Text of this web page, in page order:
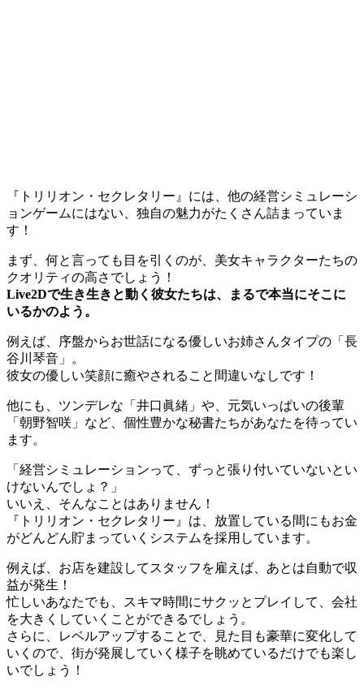
『トリリオン・セクレタリー』には、他の経営シミュレーシ
ョンゲームにはない、独自の魅力がたくさん詰まっていま
す！
まず、何と言っても目を引くのが、美女キャラクターたちの
クオリティの高さでしょう！
Live2Dで生き生きと動く彼女たちは、まるで本当にそこに
いるかのよう。
例えば、序盤からお世話になる優しいお姉さんタイプの「長
谷川琴音」。
彼女の優しい笑顔に癒やされること間違いなしです！
他にも、ツンデレな「井口眞緒」や、元気いっぱいの後輩
「朝野智咲」など、個性豊かな秘書たちがあなたを待ってい
ます。
「経営シミュレーションって、ずっと張り付いていないとい
けないんでしょ？」
いいえ、そんなことはありません！
『トリリオン・セクレタリー』は、放置している間にもお金
がどんどん貯まっていくシステムを採用しています。
例えば、お店を建設してスタッフを雇えば、あとは自動で収
益が発生！
忙しいあなたでも、スキマ時間にサクッとプレイして、会社
を大きくしていくことができるでしょう。
さらに、レベルアップすることで、見た目も豪華に変化して
いくので、街が発展していく様子を眺めているだけでも楽し
いでしょう！